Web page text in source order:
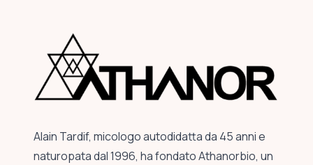
Alain Tardif, micologo autodidatta da 45 anni e
naturopata dal 1996, ha fondato Athanorbio, un